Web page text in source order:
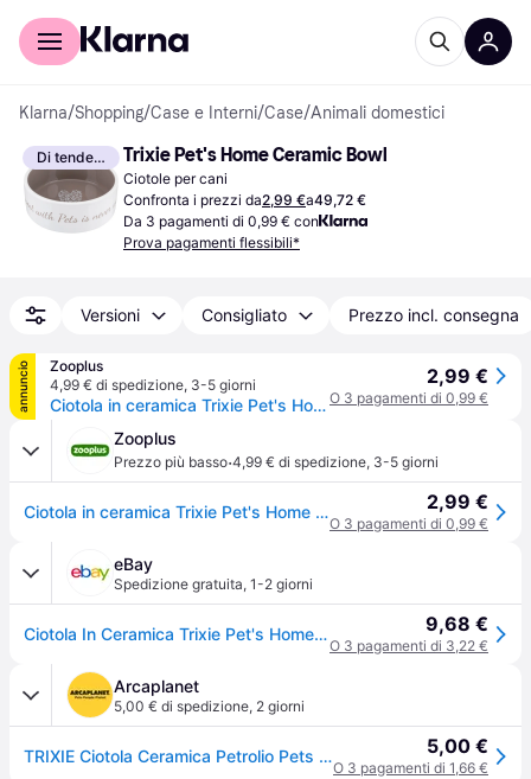
Per il tuo shopping
Klarna/Shopping/Case e Interni/Case/Animali domestici
Di tendenza Trixie Pet's Home Ceramic Bowl
Ciotole per cani
Confronta i prezzi da2,99 €a49,72 €
Da 3 pagamenti di 0,99 € con
Prova pagamenti flessibili*
Versioni Consigliato Prezzo incl. consegna
annuncio
Zooplus
4,99 € di spedizione, 3-5 giorni
Ciotola in ceramica Trixie Pet's Home - 300 ml, Ø 12 cm
2,99 €
O 3 pagamenti di 0,99 €
Zooplus
Prezzo più basso·4,99 € di spedizione, 3-5 giorni
Ciotola in ceramica Trixie Pet's Home - 300 ml, Ø 12 cm 2,99 €
O 3 pagamenti di 0,99 €
eBay
Spedizione gratuita, 1-2 giorni
Ciotola In Ceramica Trixie Pet's Home 0,3 L/ø 12 Cm 9,68 €
O 3 pagamenti di 3,22 €
Arcaplanet
5,00 € di spedizione, 2 giorni
TRIXIE Ciotola Ceramica Petrolio Pets Home 300ML 5,00 €
O 3 pagamenti di 1,66 €